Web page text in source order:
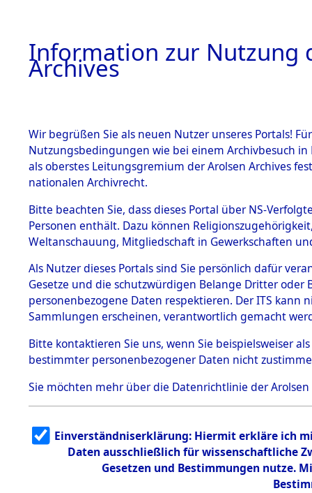
BESTÄNDE
1.
Inhaftierungsdoku
mente
1.2.9 Beim ITS
Effekten
1.2.9.1
Effekten aus
dem KZ
Dachau
1.2.9.2
Effekten aus
dem KZ
Bayerisches
1.2.9.3
Effekten aus
dem KZ
Neuengamm
0004
Einen Kommentar
Information zur Nutzung
Archives
Wir begrüßen Sie als neuen Nutzer unseres Portals!
Nutzungsbedingungen wie bei einem Archivbesuch
als oberstes Leitungsgremium der Arolsen Archives
nationalen Archivrecht.
Bitte beachten Sie, dass dieses Portal über NS-
Personen enthält. Dazu können
Weltanschauung, Mitgliedschaft in Gewerkschaften
Als Nutzer dieses Portals sind Sie persönlich dafür
Gesetze und die schutzwürdigen Belange Dritter
personenbezogene Daten respektieren. Der ITS
Sammlungen erscheinen, verantwortlich gemacht
Bitte kontaktieren Sie uns, wenn Sie beispielsweiser
bestimmter personenbezogener Daten nicht
Sie möchten mehr über die Datenrichtlinie der Arolsen
Einverständniserklärung: Hiermit erkläre ich
Daten ausschließlich für wissenschaftliche
Gesetzen und Bestimmungen nutze.